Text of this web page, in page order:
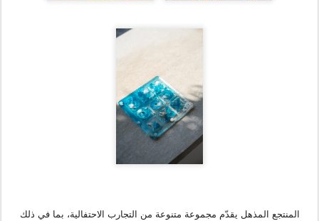
المنتجع المذهل يقدّم مجموعة متنوعة من التجارب الاحتفالية، بما في ذلك